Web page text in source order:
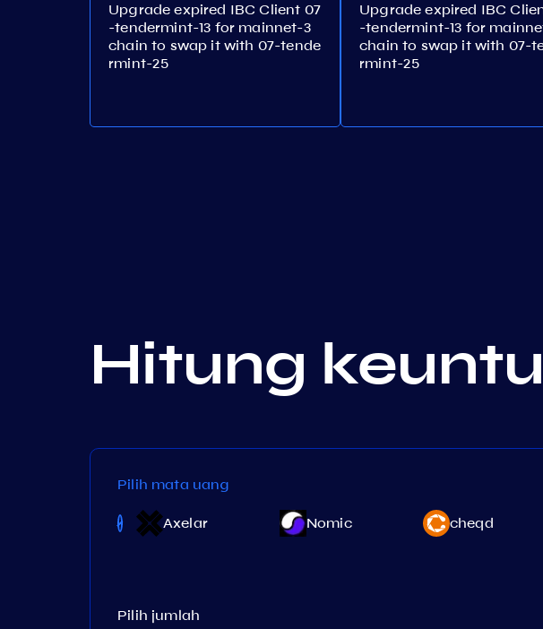
Upgrade expired IBC Client 07
-tendermint-13 for mainnet-3
chain to swap it with 07-tende
rmint-25
Upgrade expired IBC
-tendermint-13 for
chain to swap it with 07-
rmint-25
Hitung
Pilih mata uang
Axelar Nomic cheqd
Pilih jumlah